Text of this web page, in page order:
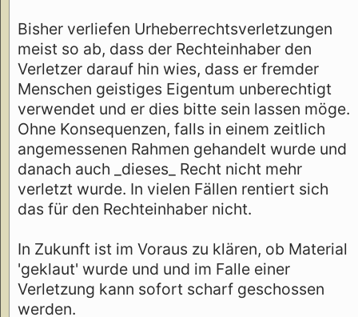
Bisher verliefen Urheberrechtsverletzungen
meist so ab, dass der Rechteinhaber den
Verletzer darauf hin wies, dass er fremder
Menschen geistiges Eigentum unberechtigt
verwendet und er dies bitte sein lassen möge.
Ohne Konsequenzen, falls in einem zeitlich
angemessenen Rahmen gehandelt wurde und
danach auch _dieses_ Recht nicht mehr
verletzt wurde. In vielen Fällen rentiert sich
das für den Rechteinhaber nicht.
In Zukunft ist im Voraus zu klären, ob Material
'geklaut' wurde und und im Falle einer
Verletzung kann sofort scharf geschossen
werden.